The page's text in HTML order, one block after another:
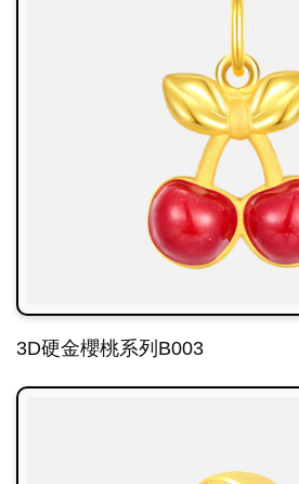
3D硬金櫻桃系列B003